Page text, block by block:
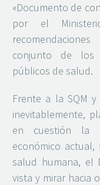
«Documento de
por el
conjunto de los
públicos de salud.
Frente a la SQM
inevitablemente,
en cuestión la
económico
salud humana, el
vista y mirar hacia